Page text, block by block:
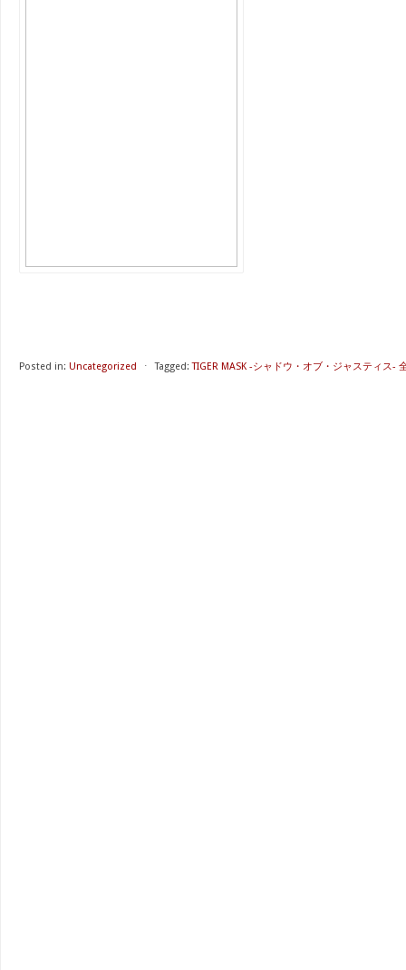
Posted in: Uncategorized ⋅ Tagged: TIGER MASK -シャドウ・オブ・ジャスティス-